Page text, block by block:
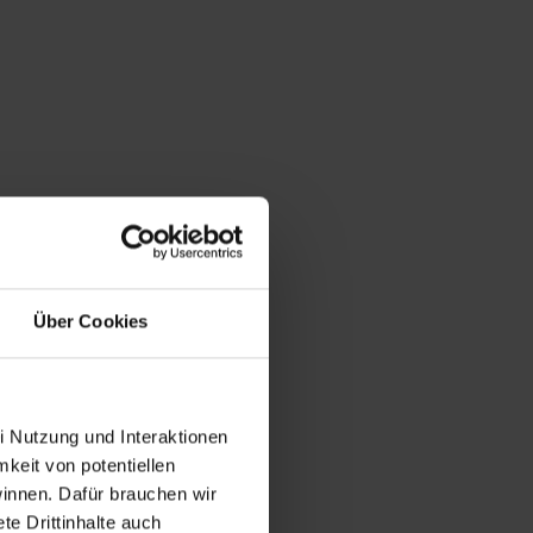
Über Cookies
Nutzung und Interaktionen
von potentiellen
Dafür brauchen wir
Drittinhalte auch